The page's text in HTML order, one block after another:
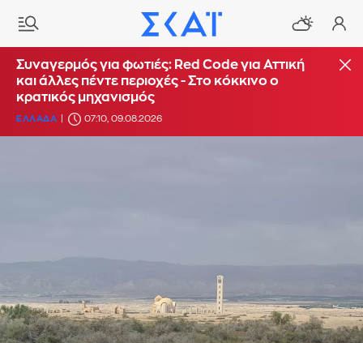
Συναγερμός για φωτιές: Red Code για Αττική
και άλλες πέντε περιοχές - Στο κόκκινο ο
κρατικός μηχανισμός
ΕΛΛΑΔΑ 07:10, 09.08.2026